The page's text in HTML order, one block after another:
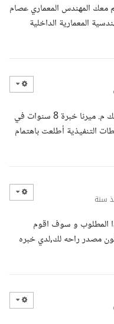
معك المهندس المعماري عصام
المعمارية الداخلية
السلام عليكم ورحمة الله وبركاته، مع حضرتك م. ميرنا خبرة 8 سنوات في
التنفيذية أطلعت باهتمام
سنة
المطلوب و سوف اقوم
مصدر راحه لك,لدي خبره